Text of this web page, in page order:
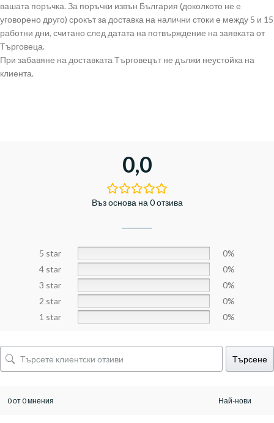
вашата поръчка. За поръчки извън България (доколкото не е
уговорено друго) срокът за доставка на налични стоки е между 5 и 15
работни дни, считано след датата на потвърждение на заявката от
Търговеца.
При забавяне на доставката Търговецът не дължи неустойка на
клиента.
0,0
Въз основа на 0 отзива
5 star
0%
4 star
0%
3 star
0%
2 star
0%
1 star
0%
Търсене
0 от 0 мнения